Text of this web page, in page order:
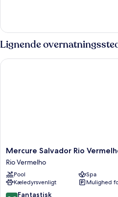
Lignende
Mercure
Salvador
Rio
Vermelho
Hotel
Rio
Mercure Salvador Rio
Rio Vermelho
Pool
Spa
Kæledyrsvenligt
Mulighed
8.8 Fantastisk
Mercure Salvador Rio Vermelho